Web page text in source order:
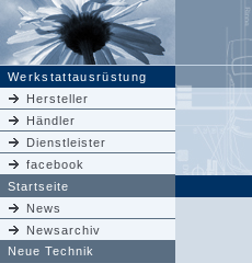
Werkstattausrüstung
Hersteller
Händler
Dienstleister
facebook
Startseite
News
Newsarchiv
Neue Technik